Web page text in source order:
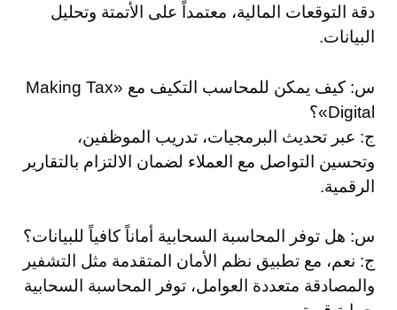
دقة التوقعات المالية، معتمداً على الأتمتة وتحليل
البيانات.
س: كيف يمكن للمحاسب التكيف مع «Making Tax
Digital»؟
ج: عبر تحديث البرمجيات، تدريب الموظفين،
وتحسين التواصل مع العملاء لضمان الالتزام بالتقارير
الرقمية.
س: هل توفر المحاسبة السحابية أماناً كافياً للبيانات؟
ج: نعم، مع تطبيق نظم الأمان المتقدمة مثل التشفير
والمصادقة متعددة العوامل، توفر المحاسبة السحابية